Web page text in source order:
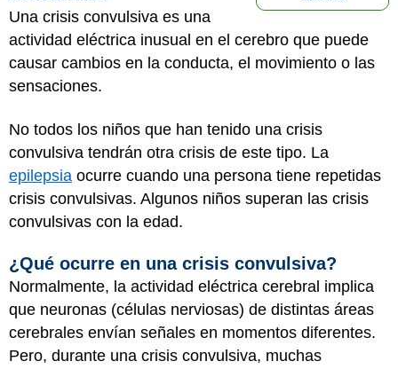
Una crisis convulsiva es una
actividad eléctrica inusual en el cerebro que puede
causar cambios en la conducta, el movimiento o las
sensaciones.
No todos los niños que han tenido una crisis
convulsiva tendrán otra crisis de este tipo. La
epilepsia ocurre cuando una persona tiene repetidas
crisis convulsivas. Algunos niños superan las crisis
convulsivas con la edad.
¿Qué ocurre en una crisis convulsiva?
Normalmente, la actividad eléctrica cerebral implica
que neuronas (células nerviosas) de distintas áreas
cerebrales envían señales en momentos diferentes.
Pero, durante una crisis convulsiva, muchas